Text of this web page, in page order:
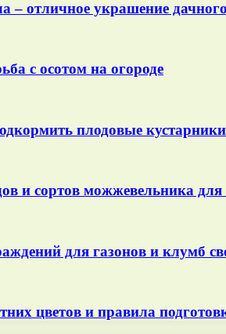
– отличное украшение
с осотом на огороде
плодовые кустарники
и сортов можжевельника
для газонов и клумб
цветов и правила